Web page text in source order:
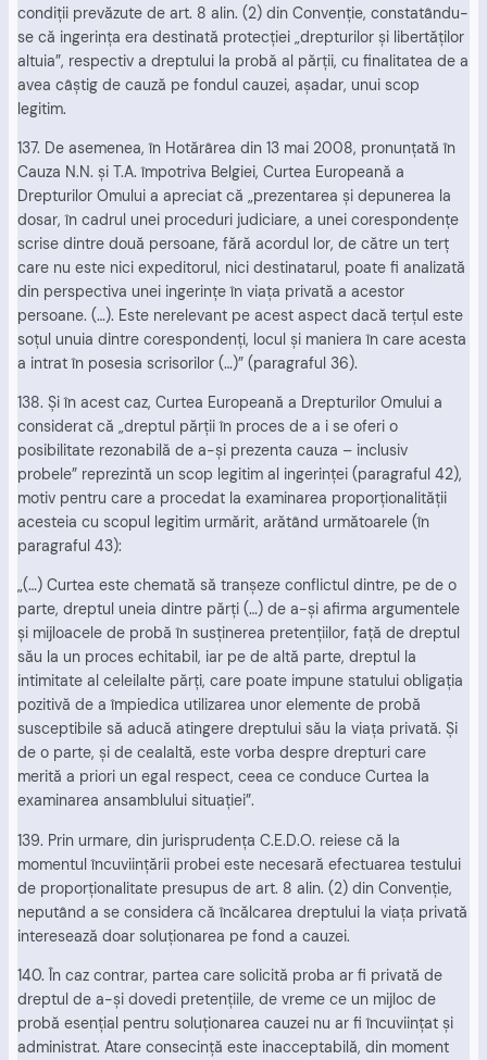
condiţii prevăzute de art. 8 alin. (2) din Convenţie, constatându-
se că ingerinţa era destinată protecţiei „drepturilor şi libertăţilor
altuia”, respectiv a dreptului la probă al părţii, cu finalitatea de a
avea câştig de cauză pe fondul cauzei, aşadar, unui scop
legitim.
137. De asemenea, în Hotărârea din 13 mai 2008, pronunţată în
Cauza N.N. şi T.A. împotriva Belgiei, Curtea Europeană a
Drepturilor Omului a apreciat că „prezentarea şi depunerea la
dosar, în cadrul unei proceduri judiciare, a unei corespondenţe
scrise dintre două persoane, fără acordul lor, de către un terţ
care nu este nici expeditorul, nici destinatarul, poate fi analizată
din perspectiva unei ingerinţe în viaţa privată a acestor
persoane. (…). Este nerelevant pe acest aspect dacă terţul este
soţul unuia dintre corespondenţi, locul şi maniera în care acesta
a intrat în posesia scrisorilor (…)” (paragraful 36).
138. Şi în acest caz, Curtea Europeană a Drepturilor Omului a
considerat că „dreptul părţii în proces de a i se oferi o
posibilitate rezonabilă de a-şi prezenta cauza – inclusiv
probele” reprezintă un scop legitim al ingerinţei (paragraful 42),
motiv pentru care a procedat la examinarea proporţionalităţii
acesteia cu scopul legitim urmărit, arătând următoarele (în
paragraful 43):
„(…) Curtea este chemată să tranşeze conflictul dintre, pe de o
parte, dreptul uneia dintre părţi (…) de a-şi afirma argumentele
şi mijloacele de probă în susţinerea pretenţiilor, faţă de dreptul
său la un proces echitabil, iar pe de altă parte, dreptul la
intimitate al celeilalte părţi, care poate impune statului obligaţia
pozitivă de a împiedica utilizarea unor elemente de probă
susceptibile să aducă atingere dreptului său la viaţa privată. Şi
de o parte, şi de cealaltă, este vorba despre drepturi care
merită a priori un egal respect, ceea ce conduce Curtea la
examinarea ansamblului situaţiei”.
139. Prin urmare, din jurisprudenţa C.E.D.O. reiese că la
momentul încuviinţării probei este necesară efectuarea testului
de proporţionalitate presupus de art. 8 alin. (2) din Convenţie,
neputând a se considera că încălcarea dreptului la viaţa privată
interesează doar soluţionarea pe fond a cauzei.
140. În caz contrar, partea care solicită proba ar fi privată de
dreptul de a-şi dovedi pretenţiile, de vreme ce un mijloc de
probă esenţial pentru soluţionarea cauzei nu ar fi încuviinţat şi
administrat. Atare consecinţă este inacceptabilă, din moment